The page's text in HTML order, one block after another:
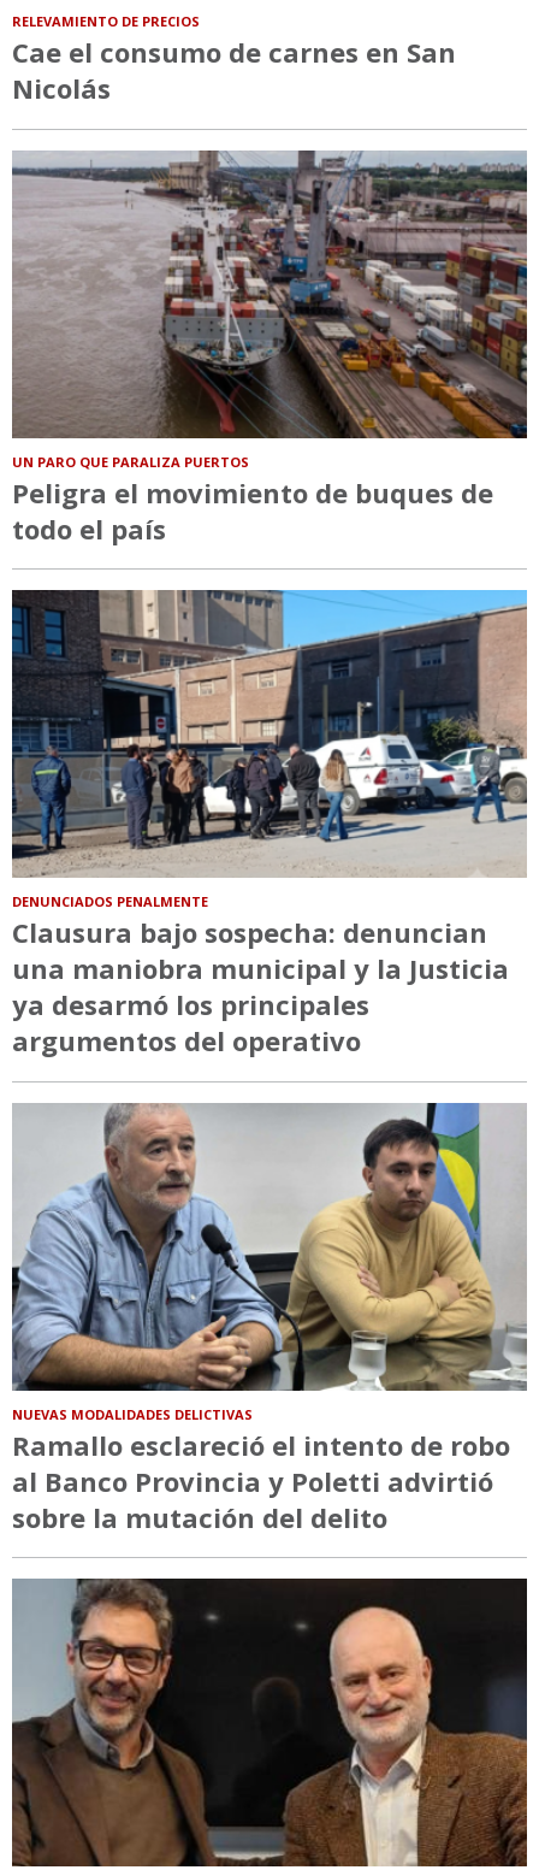
RELEVAMIENTO DE PRECIOS
Cae el consumo de carnes en San
Nicolás
UN PARO QUE PARALIZA PUERTOS
Peligra el movimiento de buques de
todo el país
DENUNCIADOS PENALMENTE
Clausura bajo sospecha: denuncian
una maniobra municipal y la Justicia
ya desarmó los principales
argumentos del operativo
NUEVAS MODALIDADES DELICTIVAS
Ramallo esclareció el intento de robo
al Banco Provincia y Poletti advirtió
sobre la mutación del delito